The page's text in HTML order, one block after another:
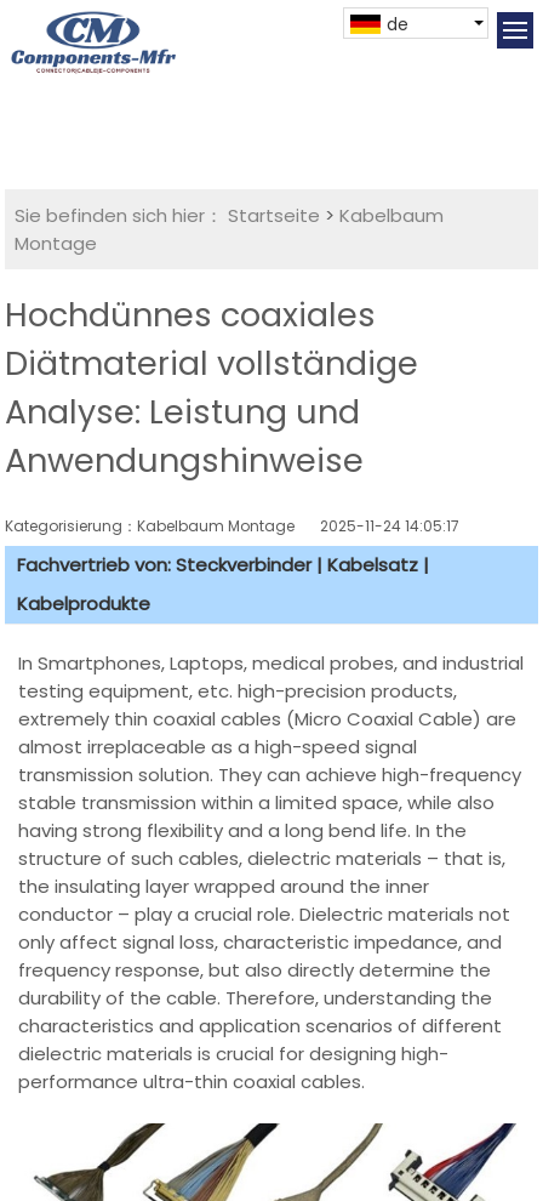
de
Sie befinden sich hier： Startseite >Kabelbaum
Montage
Hochdünnes coaxiales
Diätmaterial vollständige
Analyse: Leistung und
Anwendungshinweise
Kategorisierung：Kabelbaum Montage 2025-11-24 14:05:17
Fachvertrieb von: Steckverbinder | Kabelsatz |
Kabelprodukte
In Smartphones, Laptops, medical probes, and industrial
testing equipment, etc. high-precision products,
extremely thin coaxial cables (Micro Coaxial Cable) are
almost irreplaceable as a high-speed signal
transmission solution. They can achieve high-frequency
stable transmission within a limited space, while also
having strong flexibility and a long bend life. In the
structure of such cables, dielectric materials – that is,
the insulating layer wrapped around the inner
conductor – play a crucial role. Dielectric materials not
only affect signal loss, characteristic impedance, and
frequency response, but also directly determine the
durability of the cable. Therefore, understanding the
characteristics and application scenarios of different
dielectric materials is crucial for designing high-
performance ultra-thin coaxial cables.